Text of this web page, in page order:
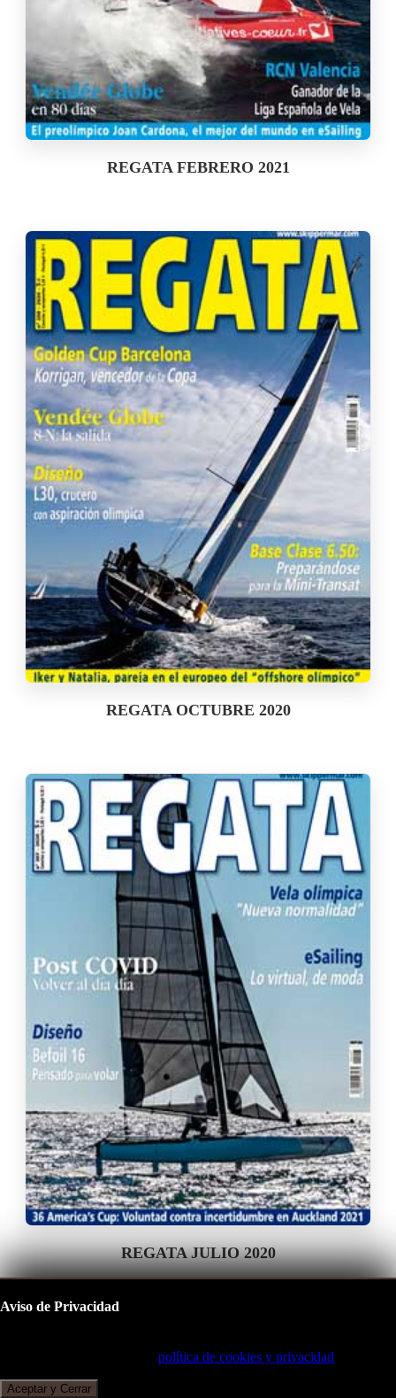
REGATA FEBRERO 2021
REGATA OCTUBRE 2020
REGATA JULIO 2020
Aviso de Privacidad
política de cookies y privacidad
Aceptar y Cerrar